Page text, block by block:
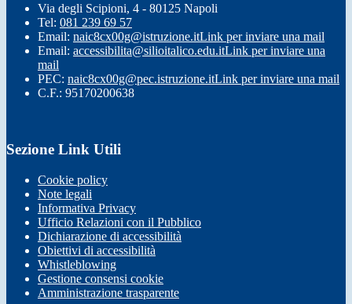
Via degli Scipioni, 4 - 80125 Napoli
Tel: 081 239 69 57
Email: naic8cx00g@istruzione.itLink per inviare una mail
Email: accessibilita@silioitalico.edu.itLink per inviare una
mail
PEC: naic8cx00g@pec.istruzione.itLink per inviare una mail
C.F.: 95170200638
Sezione Link Utili
Cookie policy
Note legali
Informativa Privacy
Ufficio Relazioni con il Pubblico
Dichiarazione di accessibilità
Obiettivi di accessibilità
Whistleblowing
Gestione consensi cookie
Amministrazione trasparente